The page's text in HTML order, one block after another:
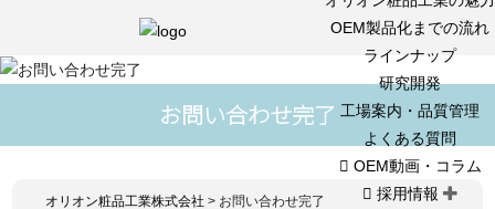
OEM製品化までの流れ
ラインナップ
研究開発
工場案内・品質管理
よくある質問
OEM動画・コラム
採用情報
お問い合わせ完了
オリオン粧品工業株式会社 > お問い合わせ完了